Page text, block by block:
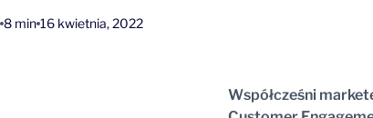
8 min 16 kwietnia, 2022
Współcześni